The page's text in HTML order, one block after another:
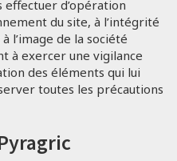
effectuer d’opération
du site, à l’intégrité
l’image de la société
à exercer une vigilance
des éléments qui lui
toutes les précautions